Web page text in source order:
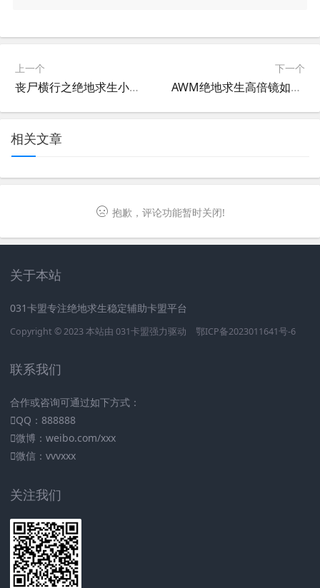
上一个
丧尸横行之绝地求生小说讲的啥？-丧尸末日生存：绝地求生小说剧情解析
下一个
AWM绝地求生高倍镜如何使用？提升战力秘籍-绝地求生中AWM狙击枪的实战技巧
相关文章
抱歉，评论功能暂时关闭!
关于本站
031卡盟专注绝地求生稳定辅助卡盟平台
Copyright © 2023 本站由 031卡盟强力驱动 鄂ICP备2023011641号-6
联系我们
合作或咨询可通过如下方式：
QQ：888888
微博：weibo.com/xxx
微信：vvvxxx
关注我们